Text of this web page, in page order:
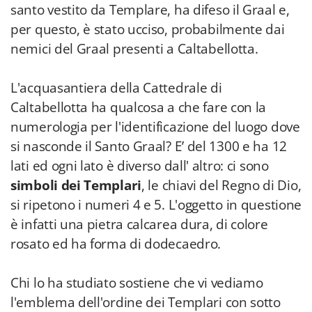
santo vestito da Templare, ha difeso il Graal e,
per questo, è stato ucciso, probabilmente dai
nemici del Graal presenti a Caltabellotta.
L'acquasantiera della Cattedrale di
Caltabellotta ha qualcosa a che fare con la
numerologia per l'identificazione del luogo dove
si nasconde il Santo Graal? E’ del 1300 e ha 12
lati ed ogni lato è diverso dall' altro: ci sono
simboli dei Templari, le chiavi del Regno di Dio,
si ripetono i numeri 4 e 5. L'oggetto in questione
è infatti una pietra calcarea dura, di colore
rosato ed ha forma di dodecaedro.
Chi lo ha studiato sostiene che vi vediamo
l'emblema dell'ordine dei Templari con sotto